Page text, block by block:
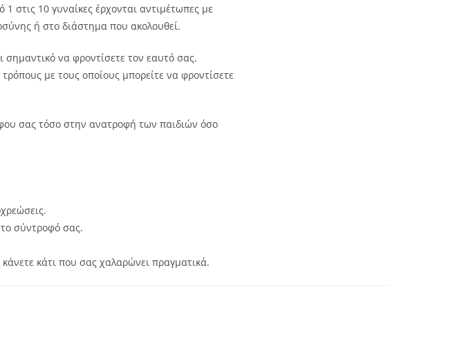
στις 10 γυναίκες έρχονται αντιμέτωπες με
ή στο διάστημα που ακολουθεί.
σημαντικό να φροντίσετε τον εαυτό σας.
με τους οποίους μπορείτε να φροντίσετε
σας τόσο στην ανατροφή των παιδιών όσο
το σύντροφό σας.
κάτι που σας χαλαρώνει πραγματικά.